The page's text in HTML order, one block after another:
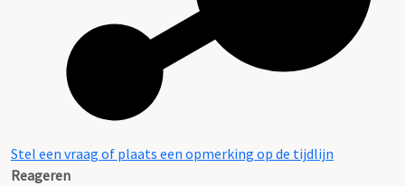
Stel een vraag of plaats een opmerking op de tijdlijn
Reageren